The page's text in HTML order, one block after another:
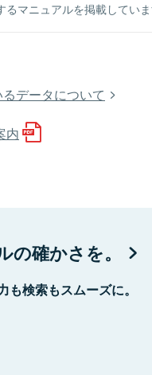
マニュアルを掲載していま
データについて
内
の確かさを。
検索もスムーズに。